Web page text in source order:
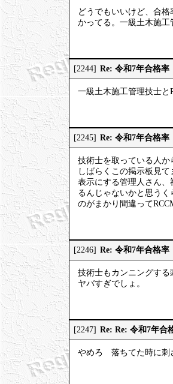
どうでもいいけど、合
かってる。一級土木施
[2244] Re: 令和7年合格率
一級土木施工管理技士と
[2245] Re: 令和7年合格率
技術士を取っている人
しばらくこの掲示板見
表示にする管理人さん
るんじゃないかと思う
のがまかり間違って
[2246] Re: 令和7年合格率
技術士もカンニングす
ヤバすぎでしょ。
[2247] Re: Re: 令和7年合
やめろ 落ちてた時に刺